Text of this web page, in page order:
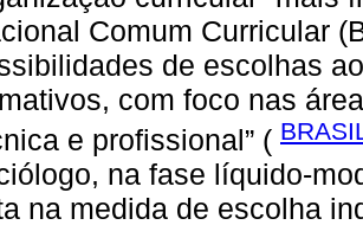
Comum Curricular
de escolhas
com foco nas
e profissional” (
na fase líquido-
na medida de escolha